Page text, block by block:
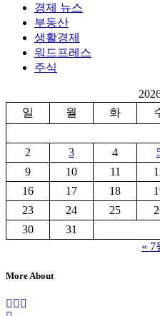
경제 뉴스
부동산
생활경제
워드프레스
주식
일
월 화
2
3 4
9
10 11
16
17 18
23
24 25
30
31
« 7
More About